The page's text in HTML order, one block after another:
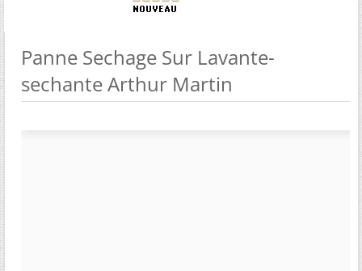
Panne Sechage Sur Lavante-
sechante Arthur Martin